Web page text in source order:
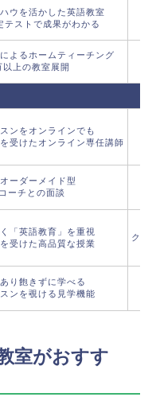
ウを活かした英語教室
テストで成果がわかる
よるホームティーチング
以上の教室展開
ンをオンラインでも
受けたオンライン専任講師
ーダーメイド型
ーチとの面談
「英語教育」を重視
受けた高品質な授業
クー
り飽きずに学べる
ンを覗ける見学機能
室がおすす